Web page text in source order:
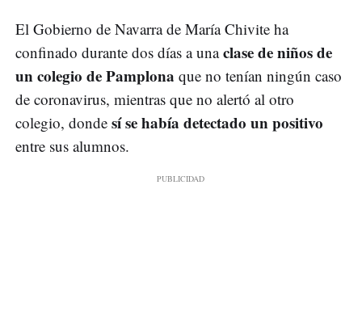
El Gobierno de Navarra de María Chivite ha
confinado durante dos días a unaclase de niños de
un colegio de Pamplona que no tenían ningún caso
de coronavirus, mientras que no alertó al otro
colegio, donde sí se había detectado un positivo
entre sus alumnos.